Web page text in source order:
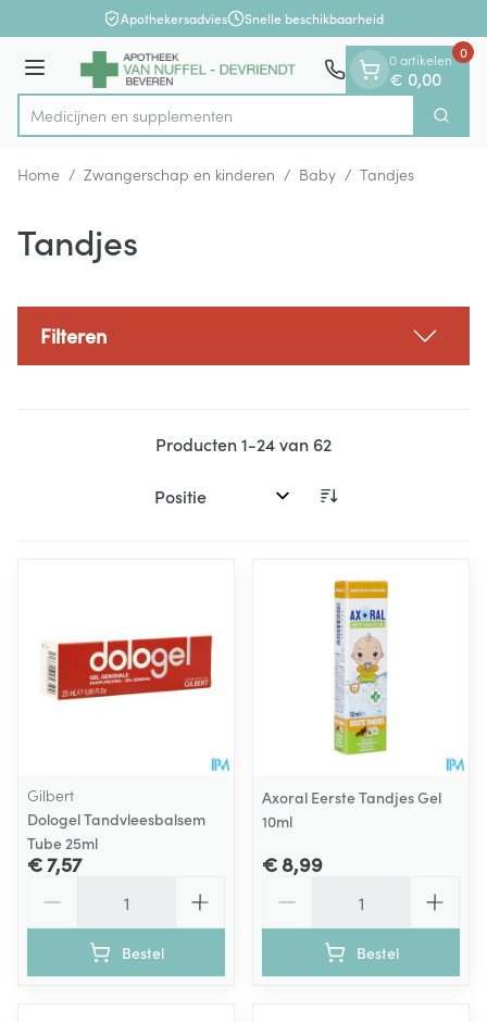
Ga naar de inhoudApothekersadvies Snelle beschikbaarheid
Menu
Product, merk, categorie...
Medicijnen Zoek
0 artikelen
€ 0,00
0
Home / Zwangerschap en kinderen / Baby / Tandjes
Tandjes
Filteren
Producten1-24van 62
Sorteer op:
Gilbert
Dologel Tandvleesbalsem
Tube 25ml
€ 7,57
Bestel
Axoral Eerste Tandjes Gel
10ml
€ 8,99
Bestel